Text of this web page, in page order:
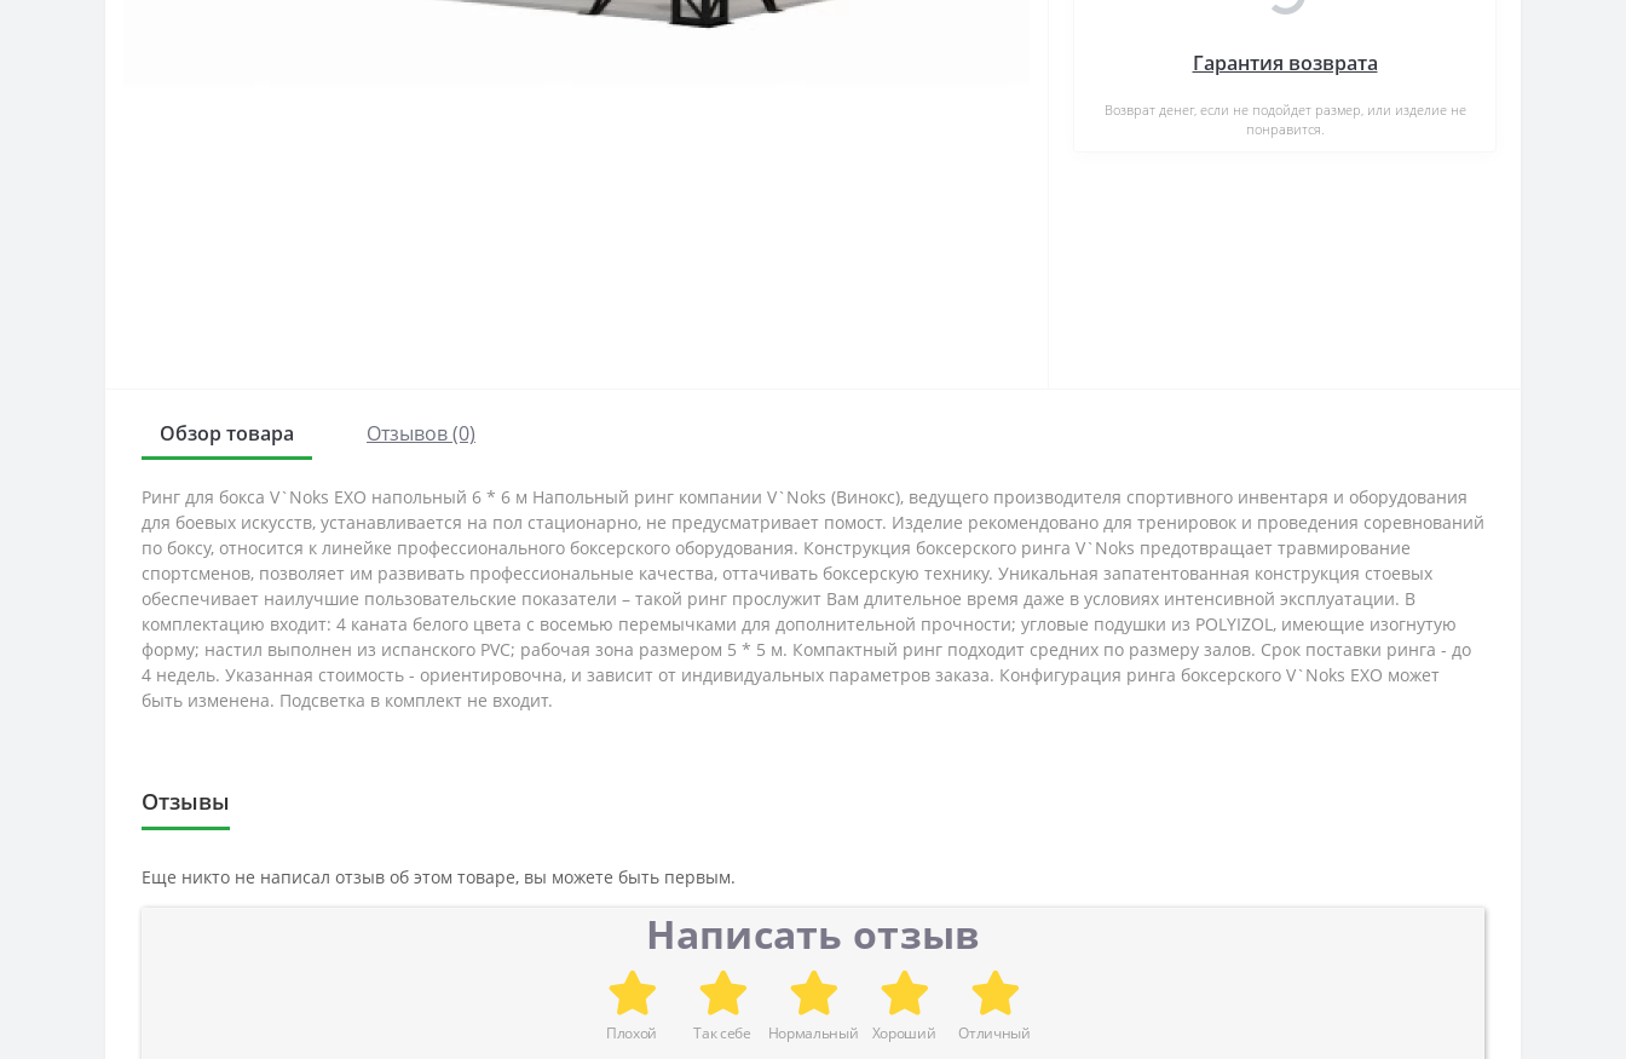
Гарантия возврата
Возврат денег, если не подойдет размер, или изделие не
понравится.
Обзор товара Отзывов (0)
Ринг для бокса V`Noks EXO напольный 6 * 6 м Напольный ринг компании V`Noks (Винокс), ведущего производителя спортивного инвентаря и оборудования
для боевых искусств, устанавливается на пол стационарно, не предусматривает помост. Изделие рекомендовано для тренировок и проведения соревнований
по боксу, относится к линейке профессионального боксерского оборудования. Конструкция боксерского ринга V`Noks предотвращает травмирование
спортсменов, позволяет им развивать профессиональные качества, оттачивать боксерскую технику. Уникальная запатентованная конструкция стоевых
обеспечивает наилучшие пользовательские показатели – такой ринг прослужит Вам длительное время даже в условиях интенсивной эксплуатации. В
комплектацию входит: 4 каната белого цвета с восемью перемычками для дополнительной прочности; угловые подушки из POLYIZOL, имеющие изогнутую
форму; настил выполнен из испанского PVC; рабочая зона размером 5 * 5 м. Компактный ринг подходит средних по размеру залов. Срок поставки ринга - до
4 недель. Указанная стоимость - ориентировочна, и зависит от индивидуальных параметров заказа. Конфигурация ринга боксерского V`Noks EXO может
быть изменена. Подсветка в комплект не входит.
Отзывы
Еще никто не написал отзыв об этом товаре, вы можете быть первым.
Написать отзыв
Плохой Так себе Нормальный Хороший Отличный